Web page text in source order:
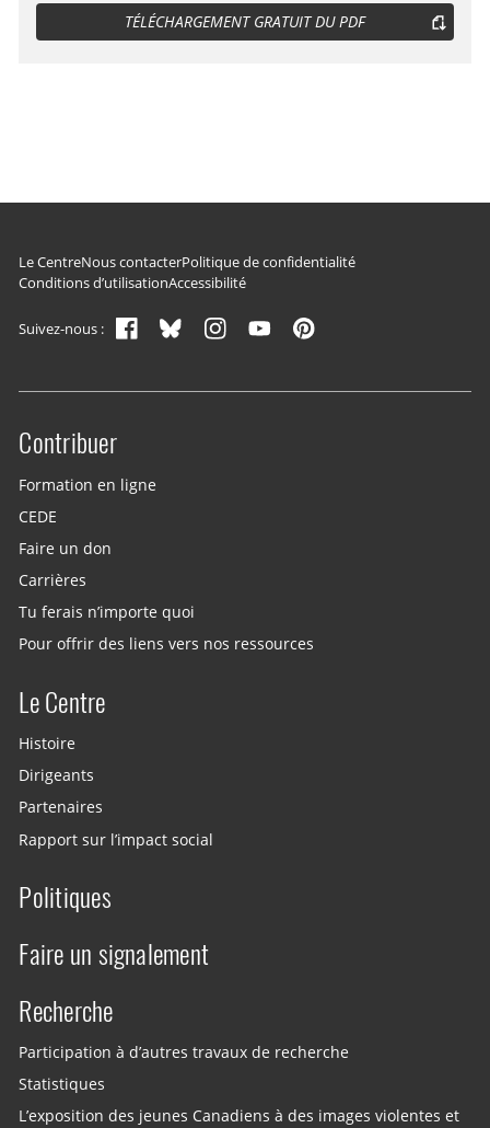
TÉLÉCHARGEMENT GRATUIT DU PDF
Navigation du pied de page
Le CentreNous contacterPolitique de confidentialité
Conditions d’utilisationAccessibilité
Suivez-nous :
Site menu
Contribuer
Formation en ligne
CEDE
Faire un don
Carrières
Tu ferais n’importe quoi
Pour offrir des liens vers nos ressources
Le Centre
Histoire
Dirigeants
Partenaires
Rapport sur l’impact social
Politiques
Faire un signalement
Recherche
Participation à d’autres travaux de recherche
Statistiques
L’exposition des jeunes Canadiens à des images violentes et